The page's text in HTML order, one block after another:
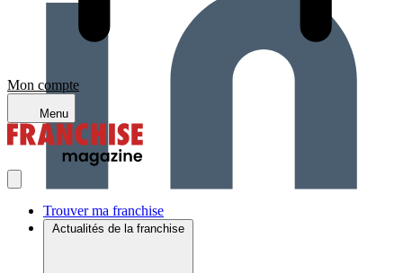
Mon compte
Menu
Trouver ma franchise
Actualités de la franchise